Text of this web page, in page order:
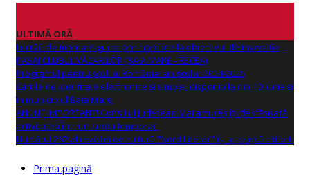
ULTIMĂ ORĂ
Lucrări de montare grinzi prefabricate la obiectivul de investitie
PASAJ CLUBUL VĂCARILOR (BAIA MARE - RECEA)
Programul pentru școli al României an școlar 2024-2025
Cărțile de identitate electronice și simple, disponibile din 10 iunie și
în municipiul Baia Mare
ANUNŢ IMPORTANT! Consiliul Județean Maramureș își desfășoară
activitatea într-un sediu temporar.
Numărul 262 al revistei de cultură "Nord Literar" își așteaptă cititorii
Prima pagină